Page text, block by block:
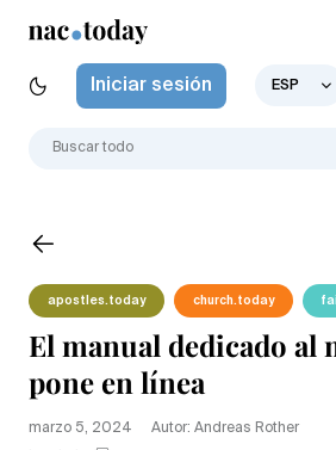
Iniciar sesión ESP
apostles.today church.today
El manual dedicado al
pone en línea
marzo 5, 2024
Autor: Andreas Rother